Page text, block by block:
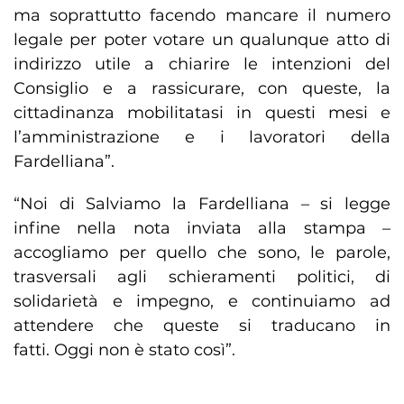
ma soprattutto facendo mancare il numero
legale per poter votare un qualunque atto di
indirizzo utile a chiarire le intenzioni del
Consiglio e a rassicurare, con queste, la
cittadinanza mobilitatasi in questi mesi e
l’amministrazione e i lavoratori della
Fardelliana”.
“Noi di Salviamo la Fardelliana – si legge
infine nella nota inviata alla stampa –
accogliamo per quello che sono, le parole,
trasversali agli schieramenti politici, di
solidarietà e impegno, e continuiamo ad
attendere che queste si traducano in
fatti. Oggi non è stato così”.